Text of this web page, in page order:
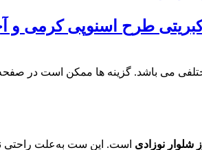
و آجری
می باشد. گزینه ها ممکن است در
شلوار نوزادی است. این ست به‌علت راحتی